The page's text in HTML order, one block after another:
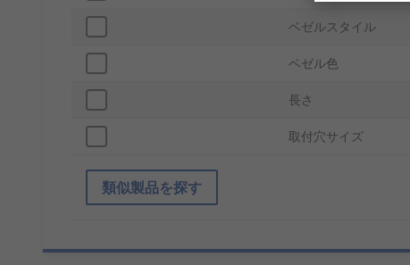
ベゼルスタイル
ベゼル色
長さ
取付穴サイズ
類似製品を探す